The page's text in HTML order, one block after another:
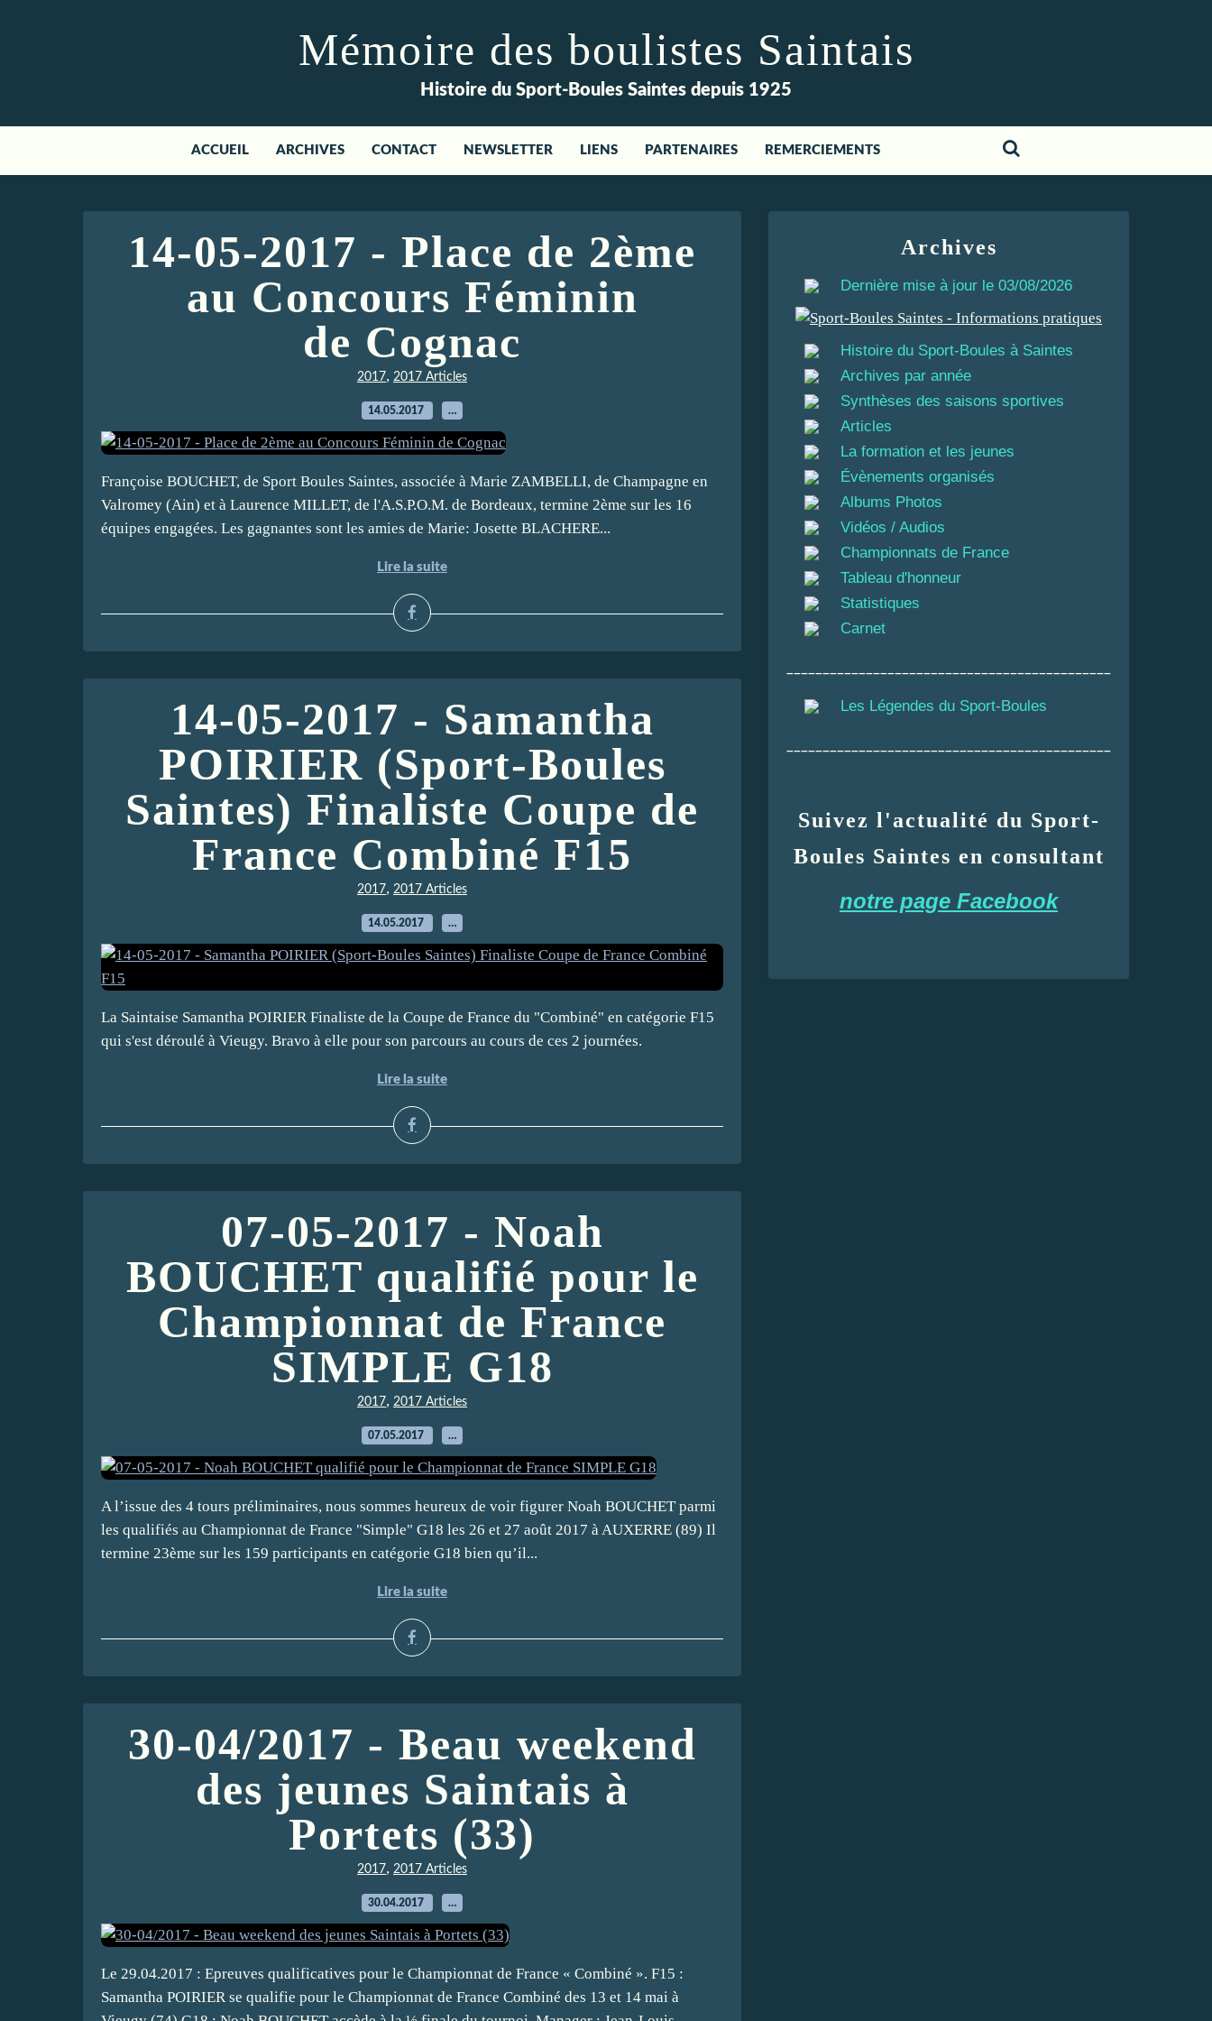
Mémoire des boulistes Saintais
Histoire du Sport-Boules Saintes depuis 1925
ACCUEIL ARCHIVES CONTACT NEWSLETTER LIENS PARTENAIRES REMERCIEMENTS
14-05-2017 - Place de 2ème
au Concours Féminin
de Cognac
2017, 2017 Articles
14.05.2017 …
Françoise BOUCHET, de Sport Boules Saintes, associée à Marie ZAMBELLI, de Champagne en
Valromey (Ain) et à Laurence MILLET, de l'A.S.P.O.M. de Bordeaux, termine 2ème sur les 16
équipes engagées. Les gagnantes sont les amies de Marie: Josette BLACHERE...
Lire la suite
14-05-2017 - Samantha
POIRIER (Sport-Boules
Saintes) Finaliste Coupe de
France Combiné F15
2017, 2017 Articles
14.05.2017 …
La Saintaise Samantha POIRIER Finaliste de la Coupe de France du "Combiné" en catégorie F15
qui s'est déroulé à Vieugy. Bravo à elle pour son parcours au cours de ces 2 journées.
Lire la suite
07-05-2017 - Noah
BOUCHET qualifié pour le
Championnat de France
SIMPLE G18
2017, 2017 Articles
07.05.2017 …
A l’issue des 4 tours préliminaires, nous sommes heureux de voir figurer Noah BOUCHET parmi
les qualifiés au Championnat de France "Simple" G18 les 26 et 27 août 2017 à AUXERRE (89) Il
termine 23ème sur les 159 participants en catégorie G18 bien qu’il...
Lire la suite
30-04/2017 - Beau weekend
des jeunes Saintais à
Portets (33)
2017, 2017 Articles
30.04.2017 …
Le 29.04.2017 : Epreuves qualificatives pour le Championnat de France « Combiné ». F15 :
Samantha POIRIER se qualifie pour le Championnat de France Combiné des 13 et 14 mai à
Archives
Dernière mise à jour le 03/08/2026
Histoire du Sport-Boules à Saintes
Archives par année
Synthèses des saisons sportives
Articles
La formation et les jeunes
Évènements organisés
Albums Photos
Vidéos / Audios
Championnats de France
Tableau d'honneur
Statistiques
Carnet
Les Légendes du Sport-Boules
Suivez l'actualité du Sport-
Boules Saintes en consultant
notre page Facebook